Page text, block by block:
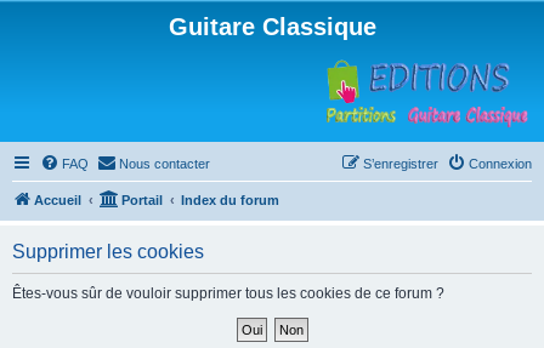
Guitare Classique
FAQ Nous contacter Connexion
S’enregistrer
Accueil Portail Index du forum
Supprimer les cookies
Êtes-vous sûr de vouloir supprimer tous les cookies de ce forum ?